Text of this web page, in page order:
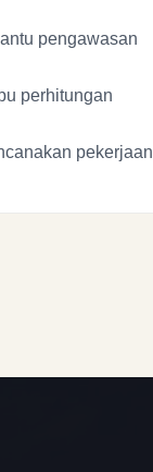
pengawasan
perhitungan
pekerjaan